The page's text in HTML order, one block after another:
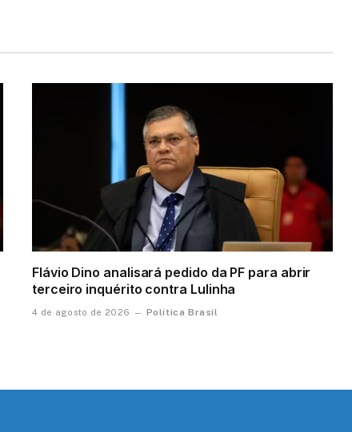
Flávio Dino analisará pedido da PF para abrir
terceiro inquérito contra Lulinha
4 de agosto de 2026 Política Brasil